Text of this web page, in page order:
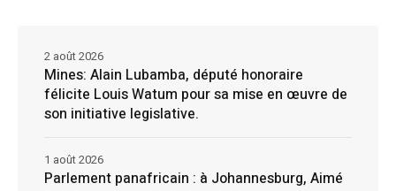
Mines: Alain Lubamba, député honoraire
félicite Louis Watum pour sa mise en œuvre de
son initiative legislative.
2 août 2026
Parlement panafricain : à Johannesburg, Aimé
1 août 2026